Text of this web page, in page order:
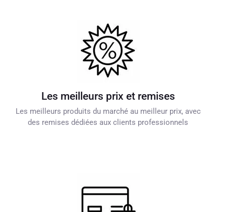
Les meilleurs prix et remises
Les meilleurs produits du marché au meilleur prix, avec
des remises dédiées aux clients professionnels